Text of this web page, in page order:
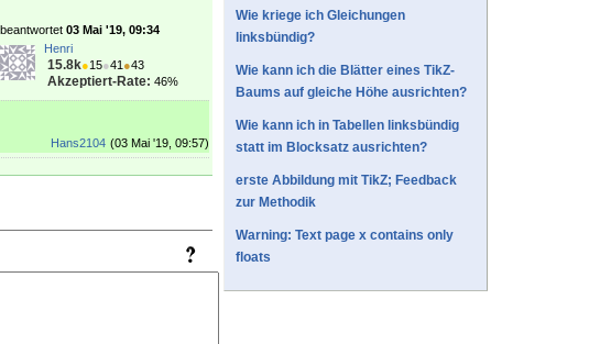
beantwortet 03 Mai '19, 09:34
Henri
15.8k●15●41 ●43
Akzeptiert-Rate: 46%
(03 Mai '19, 09:57)
Hans2104
Wie kriege ich Gleichungen
linksbündig?
Wie kann ich die Blätter eines TikZ-
Baums auf gleiche Höhe ausrichten?
Wie kann ich in Tabellen linksbündig
statt im Blocksatz ausrichten?
erste Abbildung mit TikZ; Feedback
zur Methodik
Warning: Text page x contains only
floats